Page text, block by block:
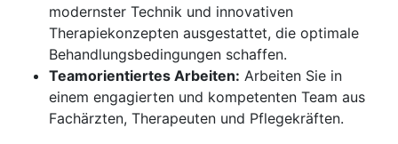
modernster Technik und innovativen
Therapiekonzepten ausgestattet, die optimale
Behandlungsbedingungen schaffen.
Teamorientiertes Arbeiten: Arbeiten Sie in
einem engagierten und kompetenten Team aus
Fachärzten, Therapeuten und Pflegekräften.